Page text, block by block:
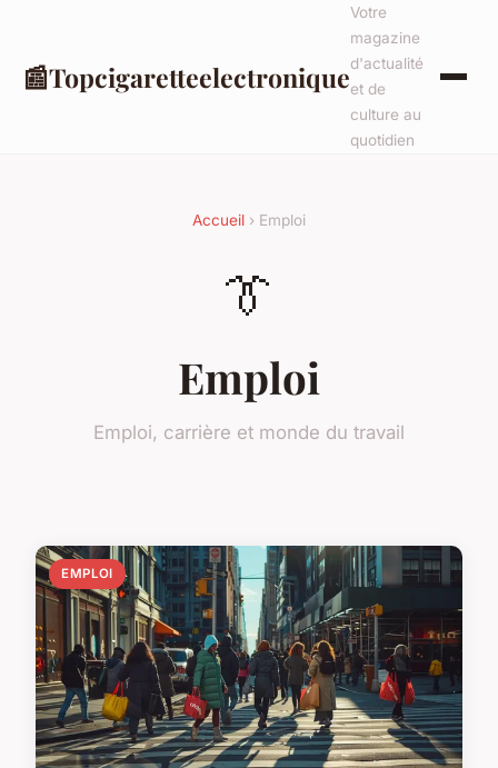
📰Topcigaretteelectronique
Votre
magazine
d'actualité
et de
culture au
quotidien
Accueil › Emploi
👔
Emploi
Emploi, carrière et monde du travail
EMPLOI